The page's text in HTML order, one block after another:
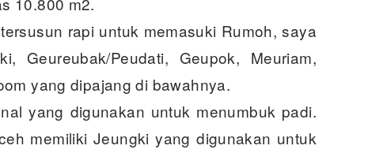
rapi untuk memasuki Rumoh, saya
Geureubak/Peudati, Geupok, Meuriam,
yang dipajang di bawahnya.
yang digunakan untuk menumbuk padi.
memiliki Jeungki yang digunakan untuk